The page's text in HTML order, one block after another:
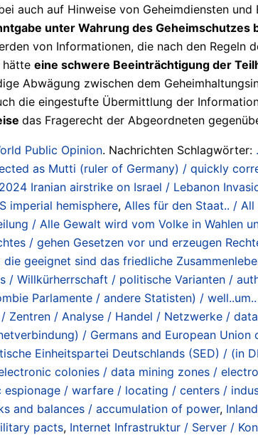
auch auf Hinweise von Geheimdiensten
unter Wahrung des
von Informationen, die nach den Regeln
hätte eine schwere Beeinträchtigung der
Abwägung zwischen dem
die eingestufte Übermittlung der
das Fragerecht der Abgeordneten
Public Opinion. Nachrichten Schlagwörter:
as Mutti (ruler of Germany) / quickly
Iranian airstrike on Israel / Lebanon
imperial hemisphere, Alles für den Staat.. /
/ Alle Gewalt wird vom Volke in Wahlen
/ gehen Gesetzen vor und erzeugen
geeignet sind das friedliche
/ Willkürherrschaft / politische Varianten /
Parlamente / andere Statisten) /
Zentren / Analyse / Handel / Netzwerke /
/ Germans and European
Einheitspartei Deutschlands (SED) / (in
colonies / data mining zones /
/ warfare / locating / centers /
and balances / accumulation of power,
pacts, Internet Infrastruktur / Server /